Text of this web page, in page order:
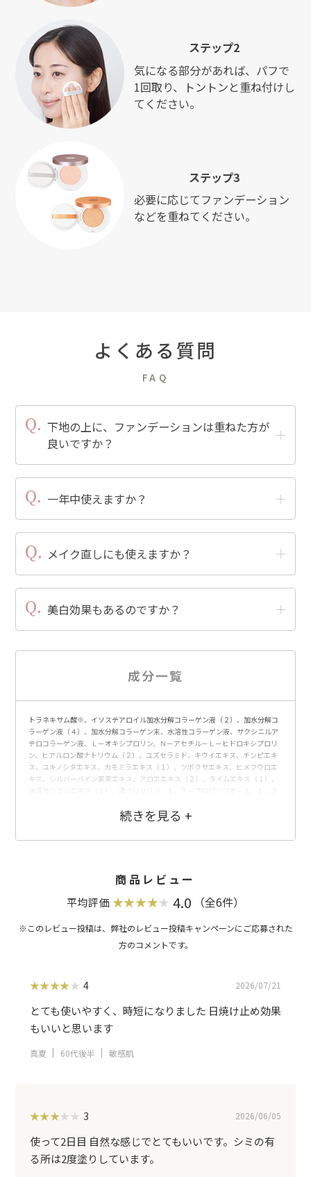
ステップ2
気になる部分があれば、パフで
1回取り、トントンと重ね付けし
てください。
ステップ3
必要に応じてファンデーション
などを重ねてください。
よくある質問
FAQ
下地の上に、ファンデーションは重ねた方が
良いですか？
一年中使えますか？
メイク直しにも使えますか？
美白効果もあるのですか？
成分一覧
トラネキサム酸※、イソステアロイル加水分解コラーゲン液（２）、加水分解コ
ラーゲン液（４）、加水分解コラーゲン末、水溶性コラーゲン液、サクシニルア
テロコラーゲン液、Ｌ－オキシプロリン、Ｎ－アセチル－Ｌ－ヒドロキシプロリ
ン、ヒアルロン酸ナトリウム（２）、ユズセラミド、キウイエキス、チンピエキ
ス、ユキノシタエキス、カモミラエキス（１）、ツボクサエキス、ヒメフウロエ
キス、シルバーバイン果実エキス、アロエエキス（２）、タイムエキス（１）、
酸、Ｎ－ステアロイルフィトスフィンゴシン、Ｄ－パントテニルアルコール、Ｌ
－アスコルビン酸 ２－グルコシド、アルブチン、イノシット、マカデミアナッ
ツヨイグサ抽出液、スクワラン、ポリグルタミン酸塩、アルギン酸ナトリウム、
精製水、デカメチルテトラシロキサン、メチルポリシロキサン、低温焼成酸化亜
鉛、微粒子酸化チタン、パラメトキシケイ皮酸２－エチルへキシル、メチルフェ
ニルポリシロキサン、ポリアクリル酸アルキル、パラフィン、ポリオキシエチレ
ンゴ酸ジイソステアリル、セスキイソステアリン酸ソルビタン、水酸化アルミニ
ウム、カルナウバロウ、マイクロクリスタリンワックス、水素添加大豆リン脂
ン、ベヘニルアルコール、４－ｔｅｒｔ－ブチル－４’－メトキシジベンゾイルメ
デト酸二ナトリウム、マイカ、合成金雲母、ベンガラ、黄酸化鉄、黒酸化鉄、フ
ェノキシエタノール
商品レビュー
平均評価 4.0 （全6件）
4 2026/07/21
とても使いやすく、時短になりました 日焼け止め効果
もいいと思います
真夏 60代後半 敏感肌
3 2026/06/05
使って2日目 自然な感じでとてもいいです。シミの有
る所は2度塗りしています。